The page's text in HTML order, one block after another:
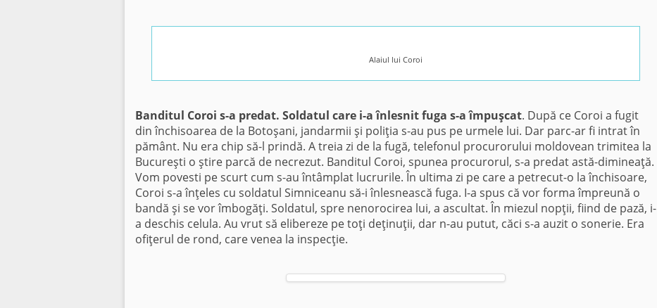
Alaiul lui Coroi
Banditul Coroi s-a predat. Soldatul care i-a înlesnit fuga s-a împuşcat. După ce Coroi a fugit
din închisoarea de la Botoşani, jandarmii şi poliţia s-au pus pe urmele lui. Dar parc-ar fi intrat în
pământ. Nu era chip să-l prindă. A treia zi de la fugă, telefonul procurorului moldovean trimitea la
Bucureşti o ştire parcă de necrezut. Banditul Coroi, spunea procurorul, s-a predat astă-dimineaţă.
Vom povesti pe scurt cum s-au întâmplat lucrurile. În ultima zi pe care a petrecut-o la închisoare,
Coroi s-a înţeles cu soldatul Simniceanu să-i înlesnească fuga. I-a spus că vor forma împreună o
bandă şi se vor îmbogăţi. Soldatul, spre nenorocirea lui, a ascultat. În miezul nopţii, fiind de pază, i-
a deschis celula. Au vrut să elibereze pe toţi deţinuţii, dar n-au putut, căci s-a auzit o sonerie. Era
ofiţerul de rond, care venea la inspecţie.